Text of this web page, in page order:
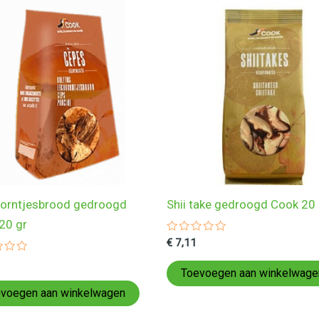
gedroogd
gr
aan winkelwagen
Shii take gedroogd Cook 20
Gewaardeerd
uit
5
€ 7,11
Toevoegen aan